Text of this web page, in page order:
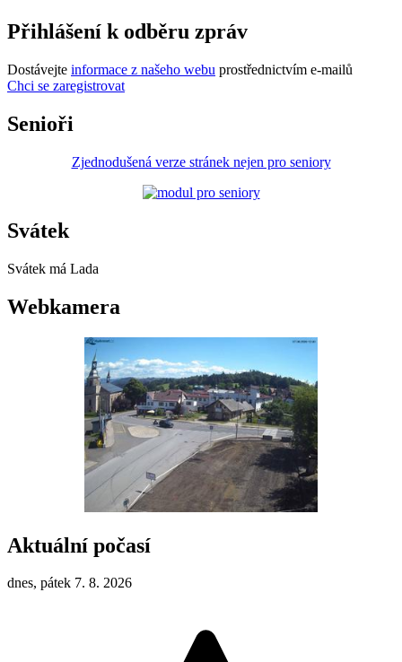
Přihlášení k odběru zpráv
Dostávejte informace z našeho webu prostřednictvím e-mailů
Chci se zaregistrovat
Senioři
Zjednodušená verze stránek nejen pro seniory
Svátek
Svátek má Lada
Webkamera
Aktuální počasí
dnes, pátek 7. 8. 2026